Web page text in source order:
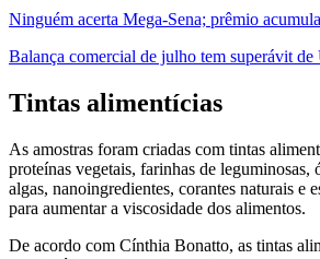
Ninguém acerta Mega-Sena; prêmio
Balança comercial de julho tem superávit
Tintas alimentícias
As amostras foram criadas com tintas
proteínas vegetais, farinhas de leguminosas,
algas, nanoingredientes, corantes naturais e
para aumentar a viscosidade dos alimentos.
De acordo com Cínthia Bonatto, as tintas